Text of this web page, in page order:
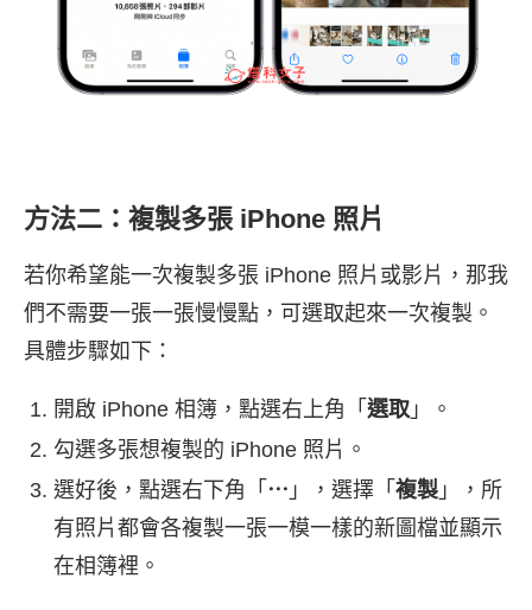
方法二：複製多張 iPhone 照片
若你希望能一次複製多張 iPhone 照片或影片，那我
們不需要一張一張慢慢點，可選取起來一次複製。
具體步驟如下：
開啟 iPhone 相簿，點選右上角「 選取」。
勾選多張想複製的 iPhone 照片。
選好後，點選右下角「 ⋯ 」，選擇「 複製 」，所
有照片都會各複製一張一模一樣的新圖檔並顯示
在相簿裡。